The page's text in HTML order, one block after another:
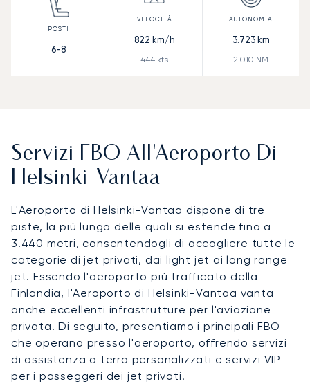
6-8
822 km/h
444 kts
3.723km
2.010 NM
Servizi FBO All'Aeroporto Di
Helsinki-Vantaa
L'Aeroporto di Helsinki-Vantaa dispone di tre
piste, la più lunga delle quali si estende fino a
3.440 metri, consentendogli di accogliere tutte le
categorie di jet privati, dai light jet ai long range
jet. Essendo l'aeroporto più trafficato della
Finlandia, l'Aeroporto di Helsinki-Vantaa vanta
anche eccellenti infrastrutture per l'aviazione
privata. Di seguito, presentiamo i principali FBO
che operano presso l'aeroporto, offrendo servizi
di assistenza a terra personalizzati e servizi VIP
per i passeggeri dei jet privati.